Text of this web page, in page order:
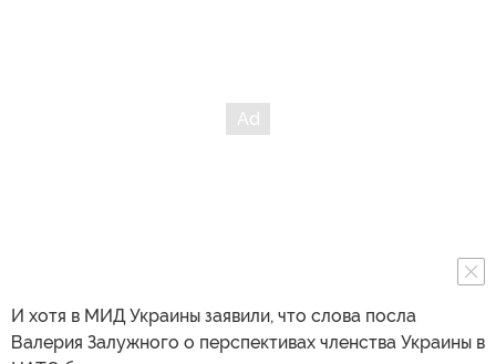
И хотя в МИД Украины заявили, что слова посла
Валерия Залужного о перспективах членства Украины в